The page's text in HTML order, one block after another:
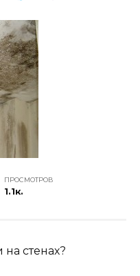
ПРОСМОТРОВ
1.1к.
стенах?